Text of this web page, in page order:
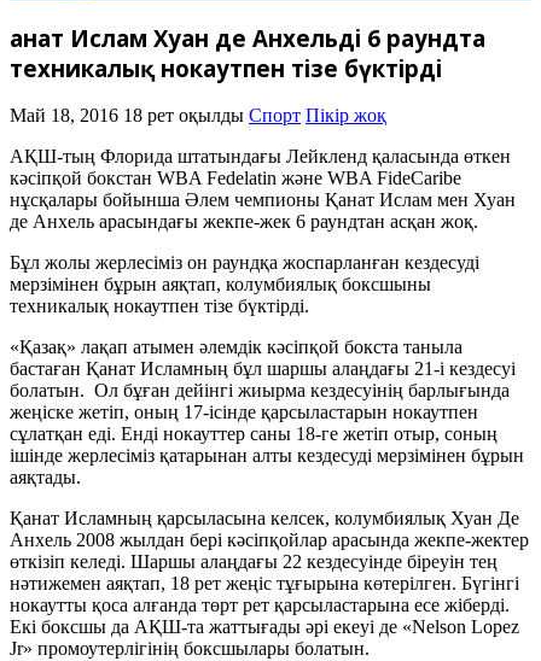
Қанат Ислам Хуан де Анхельді 6 раундта
техникалық нокаутпен тізе бүктірді
Май 18, 2016 18 рет оқылды Спорт Пікір жоқ
АҚШ-тың Флорида штатындағы Лейкленд қаласында өткен
кәсіпқой бокстан WBA Fedelatin және WBA FideCaribe
нұсқалары бойынша Әлем чемпионы Қанат Ислам мен Хуан
де Анхель арасындағы жекпе-жек 6 раундтан асқан жоқ.
Бұл жолы жерлесіміз он раундқа жоспарланған кездесуді
мерзімінен бұрын аяқтап, колумбиялық боксшыны
техникалық нокаутпен тізе бүктірді.
«Қазақ» лақап атымен әлемдік кәсіпқой бокста таныла
бастаған Қанат Исламның бұл шаршы алаңдағы 21-і кездесуі
болатын. Ол бұған дейінгі жиырма кездесуінің барлығында
жеңіске жетіп, оның 17-ісінде қарсыластарын нокаутпен
сұлатқан еді. Енді нокауттер саны 18-ге жетіп отыр, соның
ішінде жерлесіміз қатарынан алты кездесуді мерзімінен бұрын
аяқтады.
Қанат Исламның қарсыласына келсек, колумбиялық Хуан Де
Анхель 2008 жылдан бері кәсіпқойлар арасында жекпе-жектер
өткізіп келеді. Шаршы алаңдағы 22 кездесуінде біреуін тең
нәтижемен аяқтап, 18 рет жеңіс тұғырына көтерілген. Бүгінгі
нокаутты қоса алғанда төрт рет қарсыластарына есе жіберді.
Екі боксшы да АҚШ-та жаттығады әрі екеуі де «Nelson Lopez
Jr» промоутерлігінің боксшылары болатын.